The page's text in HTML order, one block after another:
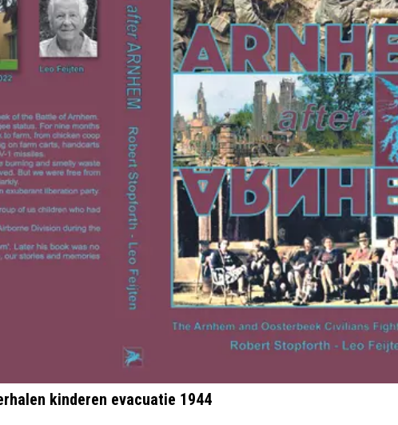
kinderen evacuatie 1944